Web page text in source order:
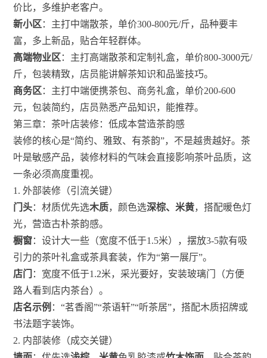
价比，多维护老客户。
新小区：主打中端散茶，单价300-800元/斤，品种要丰
富，多上新品，贴合年轻群体。
高端物业区：主打高端散茶和定制礼盒，单价800-3000元/
斤，包装精致，店员能讲解茶知识和品鉴技巧。
商务区：主打中端便携茶包、商务礼盒，单价200-600
元，包装简约，店员熟悉产品知识，能推荐。
第三章：茶叶店装修：低成本营造茶韵感
装修的核心是“简约、雅致、有茶韵”，不是越贵越好。茶
叶是敏感产品，装修材料的气味会直接影响茶叶品质，这
一条必须高度重视。
1. 外部装修（引流关键）
门头：材质优先选木质，颜色选深棕、米黄，搭配暖色灯
光，营造古朴茶韵感。
橱窗：设计大一些（宽度不低于1.5米），摆放3-5款有吸
引力的茶叶礼盒或茶具套装，作为“第一展厅”。
店门
：宽度不低于1.2米，采光要好，安装玻璃门（方便
路人看到店内茶台）。
店名示例 ：“茗香阁”“茶语轩”“听茶居”，搭配木质招牌或
书法题字装饰。
2. 内部装修（成交关键）